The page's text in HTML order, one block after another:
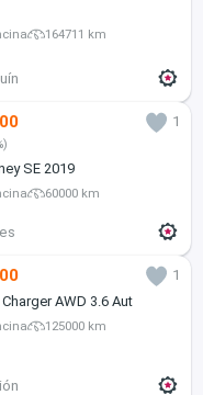
164711 km
1
SE 2019
60000 km
1
AWD 3.6 Aut
125000 km